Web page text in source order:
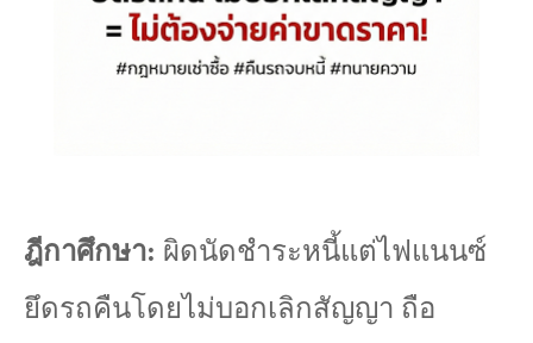
ฎีกาศึกษา: ผิดนัดชำระหนี้แต่ไฟแนนซ์
ยึดรถคืนโดยไม่บอกเลิกสัญญา ถือ